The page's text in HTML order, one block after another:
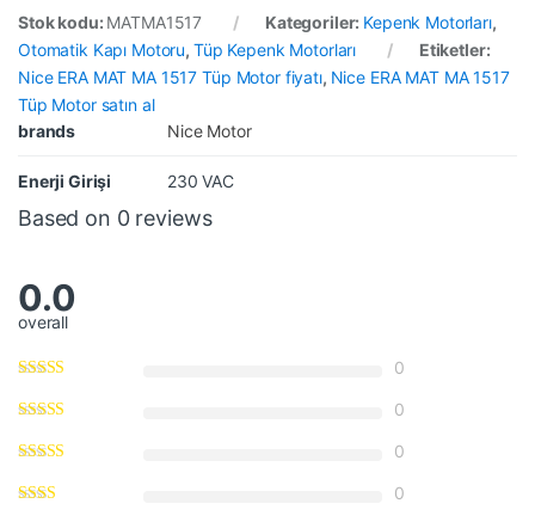
Stok kodu: MATMA1517 Kategoriler: Kepenk Motorları,
Otomatik Kapı Motoru, Tüp Kepenk Motorları
Etiketler:
Nice ERA MAT MA 1517 Tüp Motor fiyatı, Nice ERA MAT MA 1517
Tüp Motor satın al
brands
Nice Motor
Enerji Girişi 230 VAC
Based on 0 reviews
0.0
overall
0
0
0
0